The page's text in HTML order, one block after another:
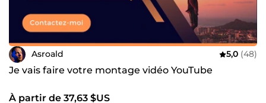
Asroald 5,0 (48)
Je vais faire votre montage vidéo YouTube
À partir de 37,63 $US